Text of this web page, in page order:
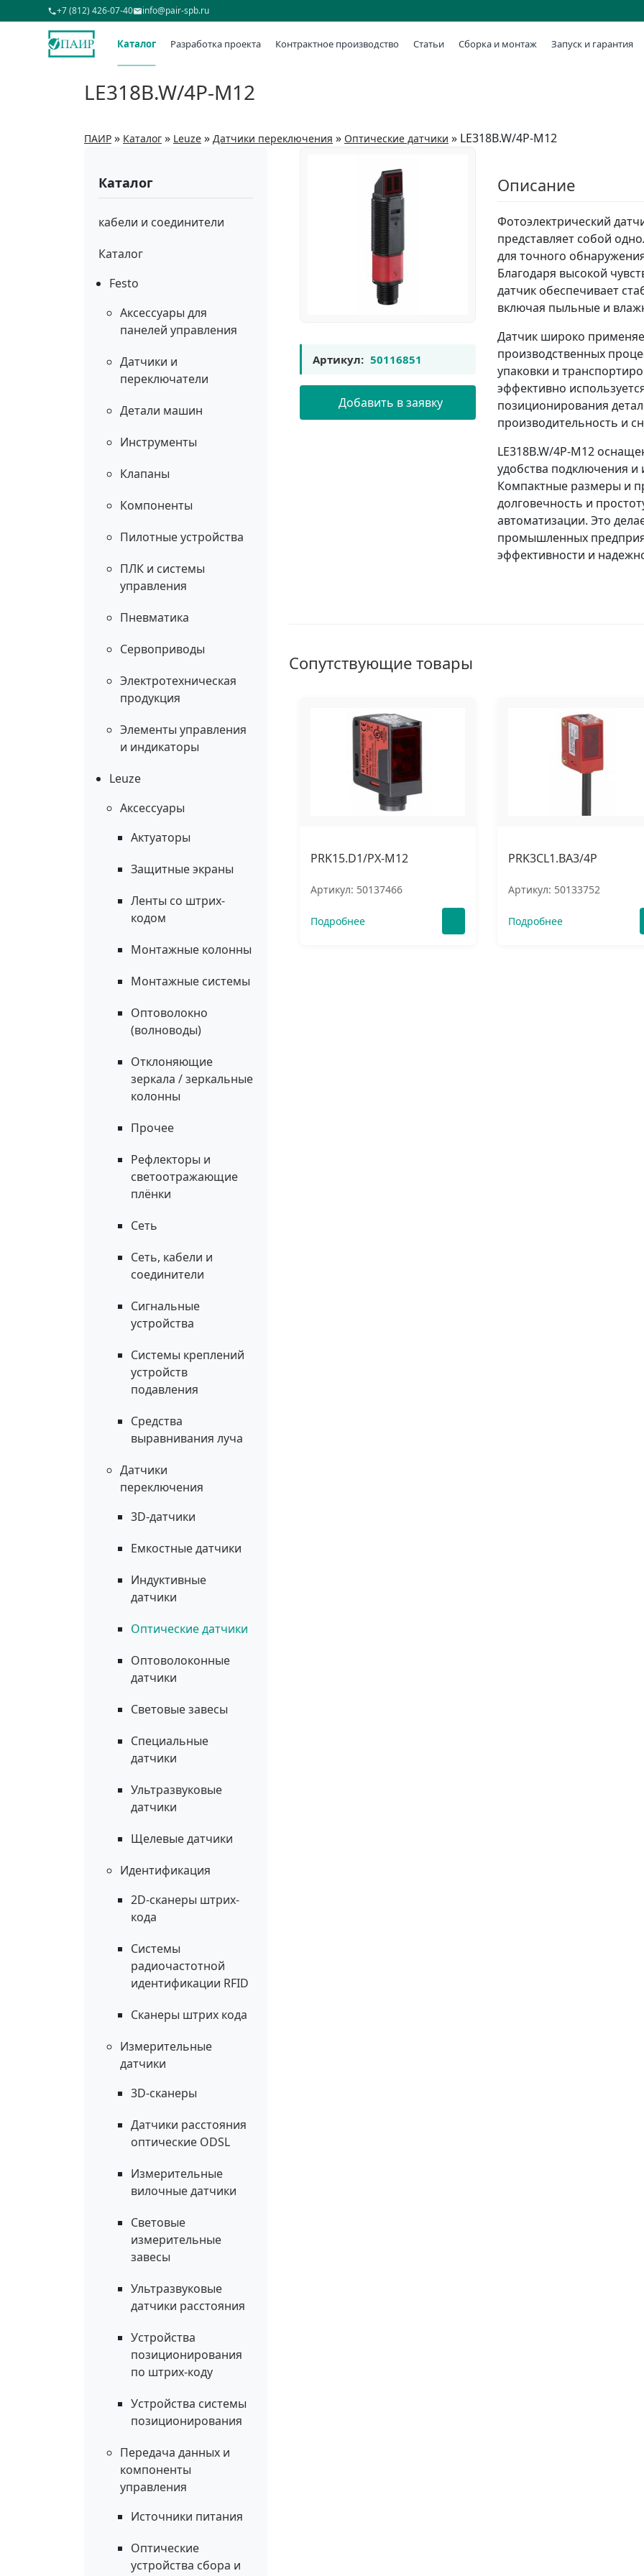
+7 (812) 426-07-40 info@pair-spb.ru
Каталог Разработка проекта Контрактное производство Статьи Сборка и монтаж Запуск и гарантия
LE318B.W/4P-M12
ПАИР » Каталог » Leuze » Датчики переключения » Оптические датчики » LE318B.W/4P-M12
Каталог
кабели и соединители
Каталог
Festo
Аксессуары для
панелей управления
Датчики и
переключатели
Детали машин
Инструменты
Клапаны
Компоненты
Пилотные устройства
ПЛК и системы
управления
Пневматика
Сервоприводы
Электротехническая
продукция
Элементы управления
и индикаторы
Leuze
Аксессуары
Актуаторы
Защитные экраны
Ленты со штрих-
кодом
Монтажные колонны
Монтажные системы
Оптоволокно
(волноводы)
Отклоняющие
зеркала / зеркальные
колонны
Прочее
Рефлекторы и
светоотражающие
плёнки
Сеть
Сеть, кабели и
соединители
Сигнальные
устройства
Системы креплений
устройств
подавления
Средства
выравнивания луча
Датчики
переключения
3D-датчики
Емкостные датчики
Индуктивные
датчики
Оптические датчики
Оптоволоконные
датчики
Световые завесы
Специальные
датчики
Ультразвуковые
датчики
Щелевые датчики
Идентификация
2D-сканеры штрих-
кода
Системы
радиочастотной
идентификации RFID
Сканеры штрих кода
Измерительные
датчики
3D-сканеры
Датчики расстояния
оптические ODSL
Измерительные
вилочные датчики
Световые
измерительные
завесы
Ультразвуковые
датчики расстояния
Устройства
позиционирования
по штрих-коду
Устройства системы
позиционирования
Передача данных и
компоненты
управления
Источники питания
Оптические
устройства сбора и
Артикул: 50116851
Добавить в заявку
Описание
Фотоэлектрический
представляет собой
для точного
Благодаря высокой
датчик обеспечивает
включая пыльные и
Датчик широко
производственных
упаковки и
эффективно
позиционирования
производительность и
LE318B.W/4P-M12
удобства подключения и
Компактные размеры и
долговечность и
автоматизации. Это
промышленных
эффективности и
Сопутствующие товары
PRK15.D1/PX-M12
Артикул: 50137466
Подробнее
PRK3CL1.BA3/4P
Артикул: 50133752
Подробнее